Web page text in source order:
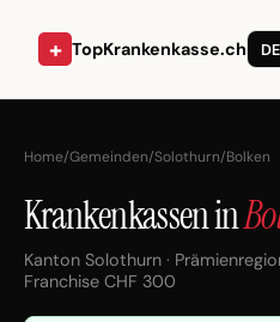
+ TopKrankenkasse.ch DE
Home/Gemeinden/Solothurn/Bolken
Krankenkassen in
Kanton Solothurn ·
Franchise CHF 300